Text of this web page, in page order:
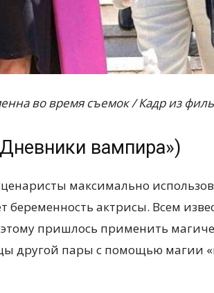
во время съемок / Кадр из
вампира»)
максимально
беременность актрисы. Всем
пришлось применить
другой пары с помощью магии